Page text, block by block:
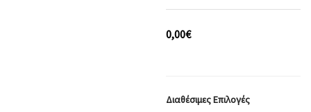
0,00€
Διαθέσιμες Επιλογές